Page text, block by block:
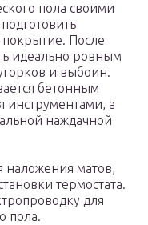
пола своими
покрытие. После
идеально ровным
и выбоин.
бетонным
инструментами, а
наждачной
наложения матов,
термостата.
для
пола.